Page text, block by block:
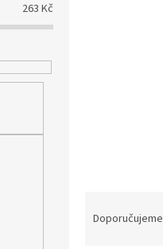
263 Kč
Doporučujeme